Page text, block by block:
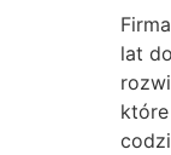
lat